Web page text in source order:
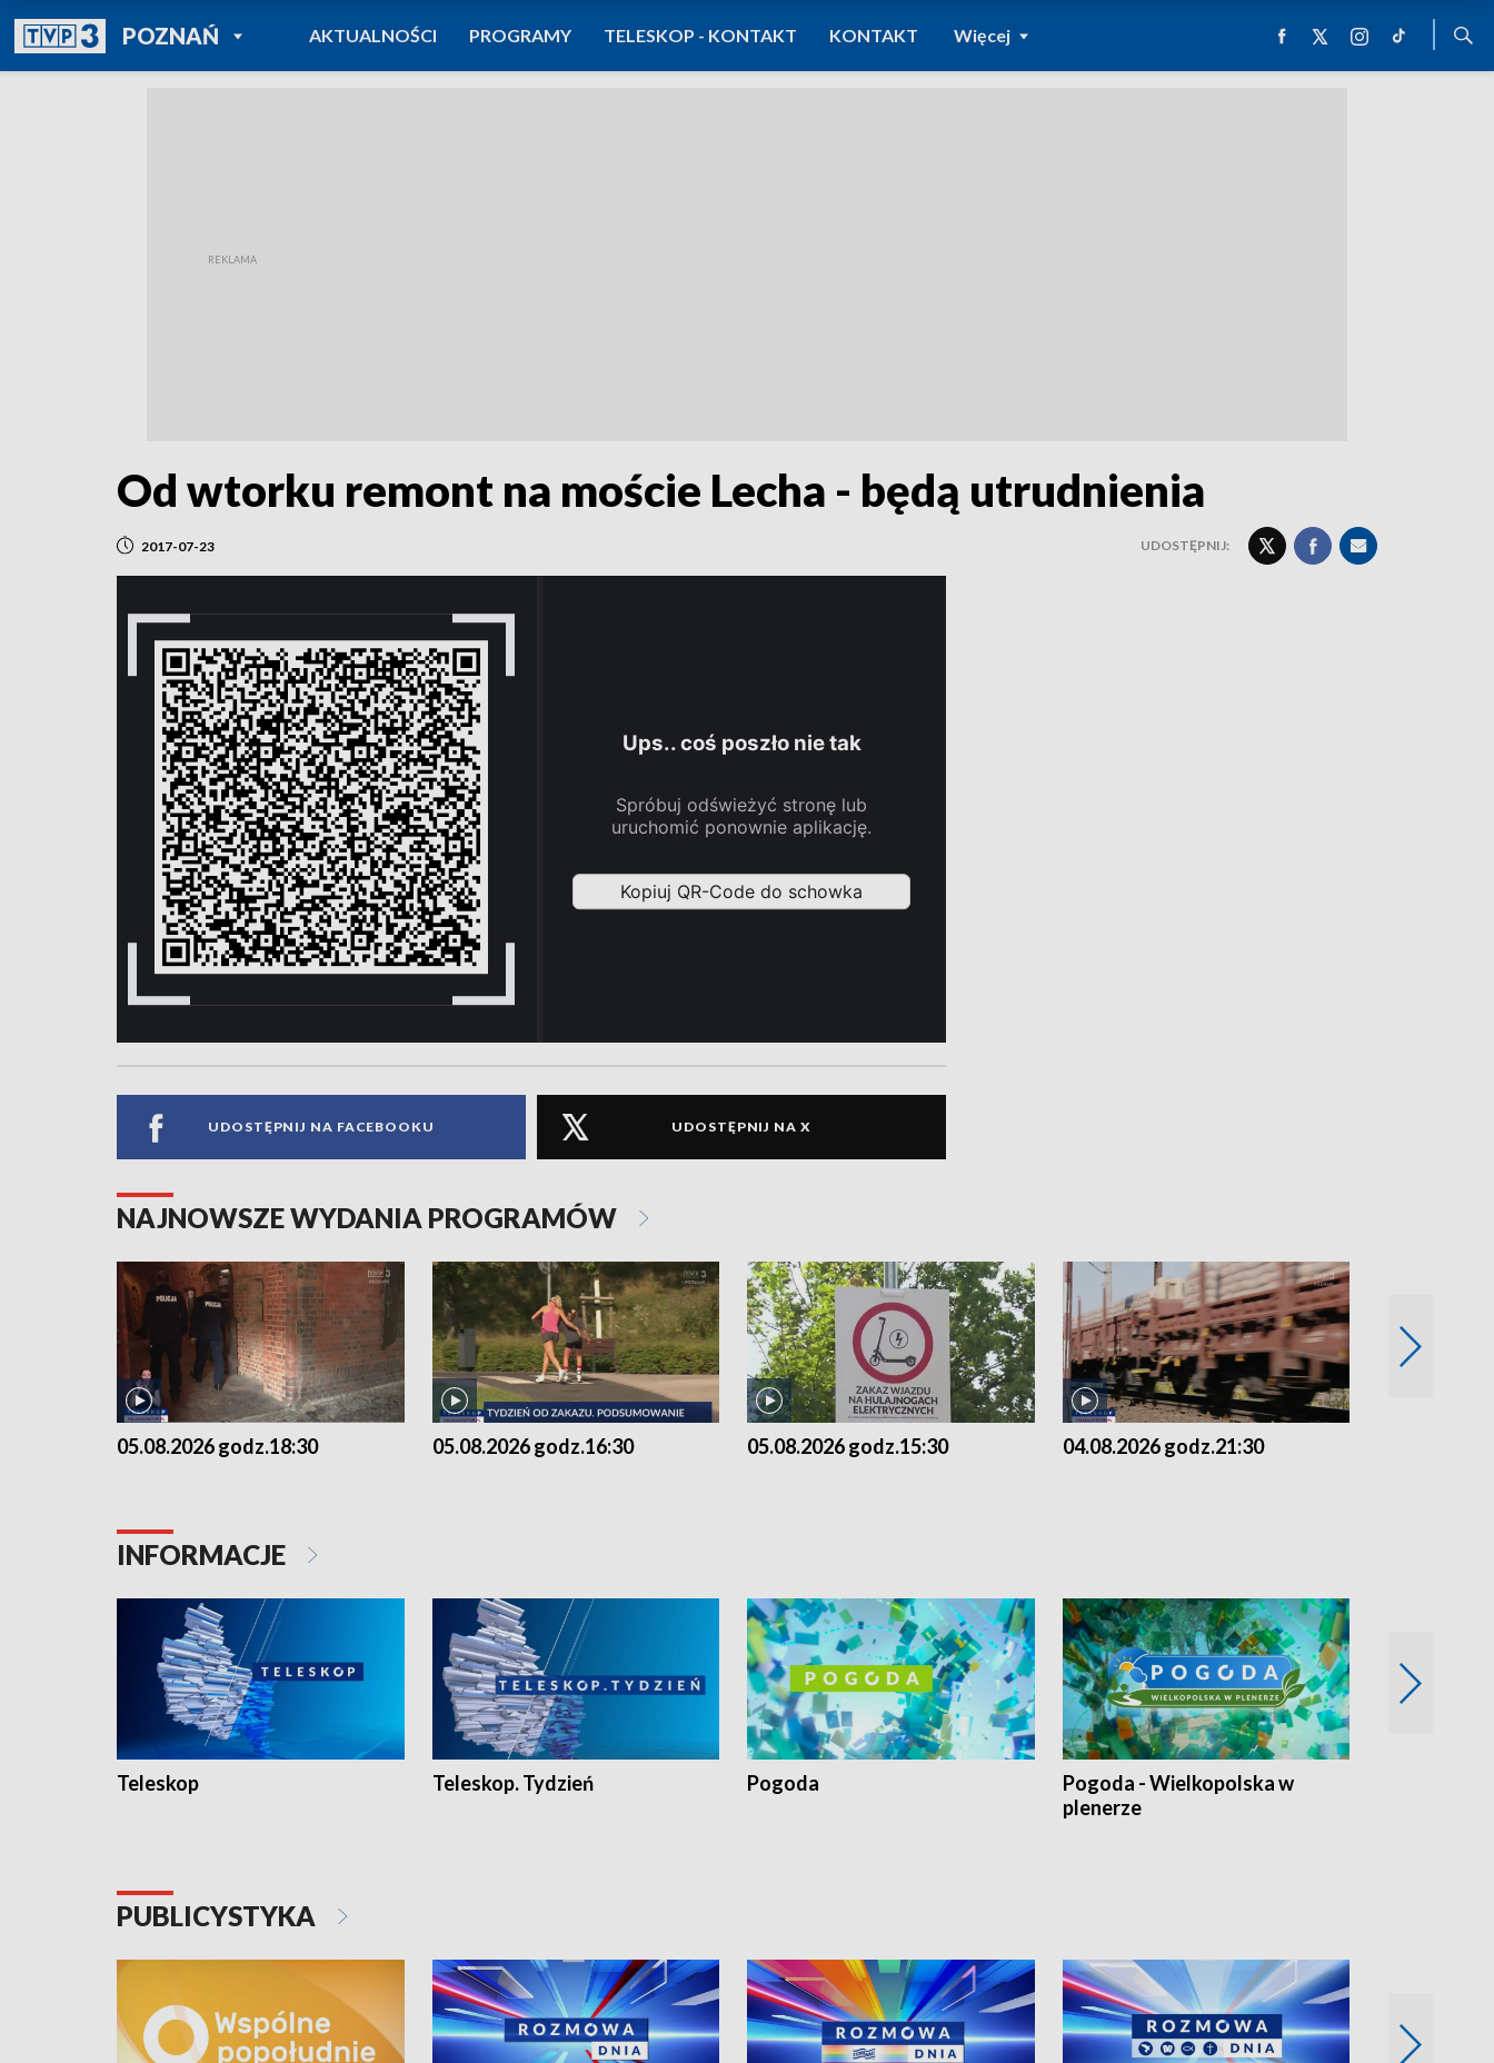
POZNAŃPOWRÓT DO
TVP REGIONY
AKTUALNOŚCI PROGRAMY TELESKOP - KONTAKT KONTAKT Więcej
Od wtorku remont na moście Lecha - będą utrudnienia
2017-07-23 UDOSTĘPNIJ:
UDOSTĘPNIJ NA FACEBOOKU UDOSTĘPNIJ NA X
NAJNOWSZE WYDANIA PROGRAMÓW
05.08.2026 godz.18:30 05.08.2026 godz.16:30 05.08.2026 godz.15:30 04.08.2026 godz.21:30
INFORMACJE
Teleskop Teleskop. Tydzień Pogoda
Pogoda - Wielkopolska w
plenerze
PUBLICYSTYKA